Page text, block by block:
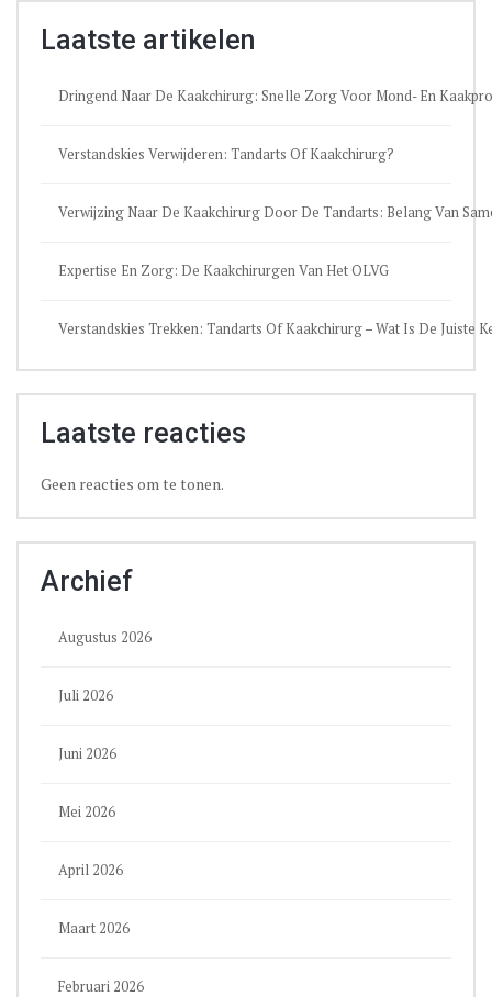
Laatste artikelen
Dringend Naar De Kaakchirurg: Snelle Zorg Voor Mond- En
Verstandskies Verwijderen: Tandarts Of Kaakchirurg?
Verwijzing Naar De Kaakchirurg Door De Tandarts: Belang Van
Expertise En Zorg: De Kaakchirurgen Van Het OLVG
Verstandskies Trekken: Tandarts Of Kaakchirurg – Wat Is De Juiste
Laatste reacties
Geen reacties om te tonen.
Archief
Augustus 2026
Juli 2026
Juni 2026
Mei 2026
April 2026
Maart 2026
Februari 2026